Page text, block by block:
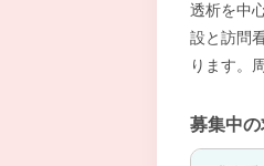
透析を中
設と訪問
ります。
募集中の